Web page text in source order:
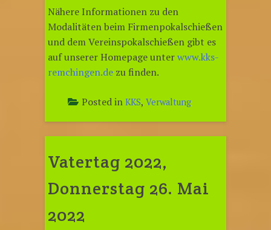
Nähere Informationen zu den
Modalitäten beim Firmenpokalschießen
und dem Vereinspokalschießen gibt es
auf unserer Homepage unterwww.kks-
remchingen.de zu finden.
Posted in KKS, Verwaltung
Vatertag 2022,
Donnerstag 26. Mai
2022